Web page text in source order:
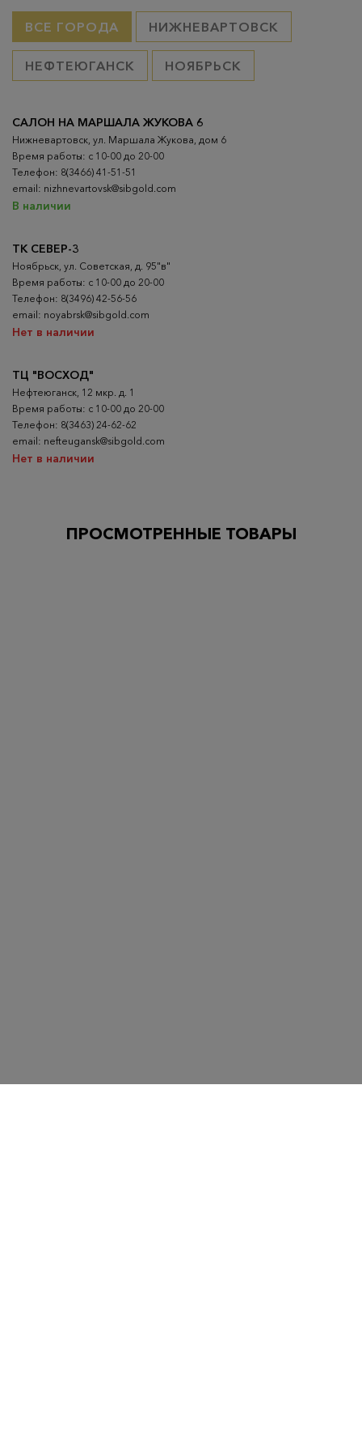
ВСЕ ГОРОДА НИЖНЕВАРТОВСК
НЕФТЕЮГАНСК НОЯБРЬСК
ТК СЕВЕР-3
Ноябрьск, ул. Советская, д. 95"в"
Время работы: с 10-00 до 20-00
Телефон: 8(3496) 42-56-56
email: noyabrsk@sibgold.com
Нет в наличии
ТЦ "ВОСХОД"
Нефтеюганск, 12 мкр. д. 1
Время работы: с 10-00 до 20-00
Телефон: 8(3463) 24-62-62
email: nefteugansk@sibgold.com
Нет в наличии
САЛОН НА МАРШАЛА ЖУКОВА 6
Нижневартовск, ул. Маршала Жукова, дом 6
Время работы: с 10-00 до 20-00
Телефон: 8(3466) 41-51-51
email: nizhnevartovsk@sibgold.com
В наличии
ПРОСМОТРЕННЫЕ ТОВАРЫ